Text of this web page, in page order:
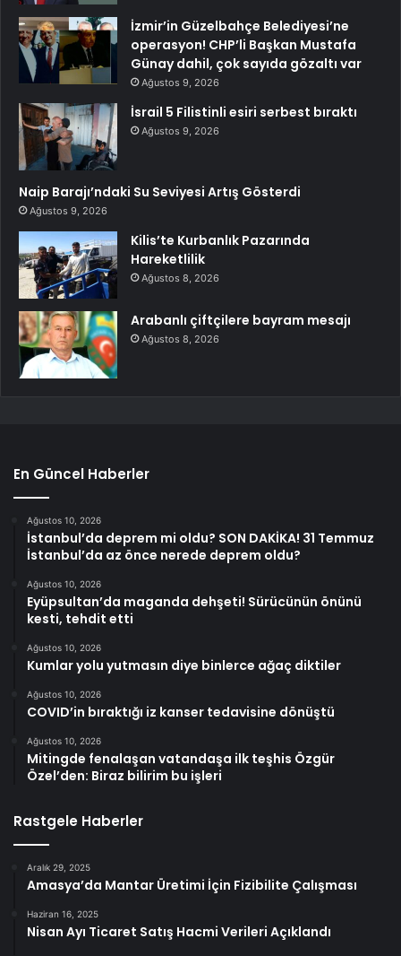
İzmir’in Güzelbahçe Belediyesi’ne
operasyon! CHP’li Başkan Mustafa
Günay dahil, çok sayıda gözaltı var
Ağustos 9, 2026
İsrail 5 Filistinli esiri serbest bıraktı
Ağustos 9, 2026
Naip Barajı’ndaki Su Seviyesi Artış Gösterdi
Ağustos 9, 2026
Kilis’te Kurbanlık Pazarında
Hareketlilik
Ağustos 8, 2026
Arabanlı çiftçilere bayram mesajı
Ağustos 8, 2026
En Güncel Haberler
Ağustos 10, 2026
İstanbul’da deprem mi oldu? SON DAKİKA! 31 Temmuz
İstanbul’da az önce nerede deprem oldu?
Ağustos 10, 2026
Eyüpsultan’da maganda dehşeti! Sürücünün önünü
kesti, tehdit etti
Ağustos 10, 2026
Kumlar yolu yutmasın diye binlerce ağaç diktiler
Ağustos 10, 2026
COVID’in bıraktığı iz kanser tedavisine dönüştü
Ağustos 10, 2026
Mitingde fenalaşan vatandaşa ilk teşhis Özgür
Özel’den: Biraz bilirim bu işleri
Rastgele Haberler
Aralık 29, 2025
Amasya’da Mantar Üretimi İçin Fizibilite Çalışması
Haziran 16, 2025
Nisan Ayı Ticaret Satış Hacmi Verileri Açıklandı